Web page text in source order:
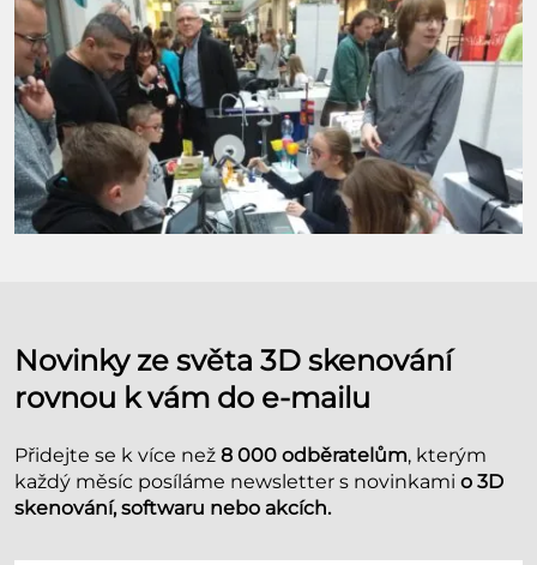
Novinky ze světa 3D skenování
rovnou k vám do e-mailu
Přidejte se k více než 8 000 odběratelům, kterým
každý měsíc posíláme newsletter s novinkami o 3D
skenování, softwaru nebo akcích.